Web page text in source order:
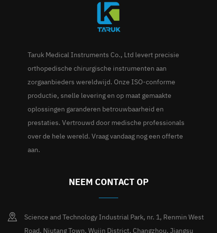
Taruk Medical Instruments Co., Ltd levert precisie
orthopedische chirurgische instrumenten aan
zorgaanbieders wereldwijd. Onze ISO-conforme
productie, snelle levering en op maat gemaakte
oplossingen garanderen betrouwbaarheid en
prestaties. Vertrouwd door medische professionals
over de hele wereld. Vraag vandaag nog een offerte
aan.
NEEM CONTACT OP
Science and Technology Industrial Park, nr. 1, Renmin West
Road, Niutang Town, Wujin District, Changzhou, Jiangsu